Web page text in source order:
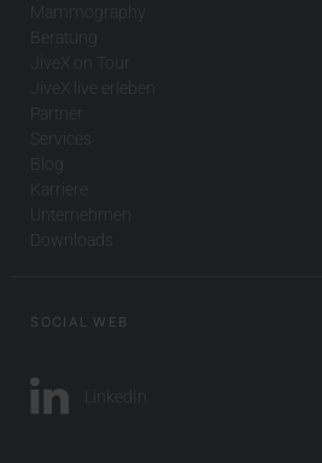
Mammography
Beratung
JiveX on Tour
JiveX live erleben
Partner
Services
Blog
Karriere
Unternehmen
Downloads
SOCIAL WEB
LinkedIn